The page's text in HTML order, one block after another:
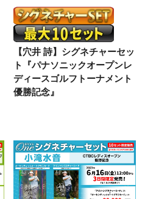
【穴井 詩】シグネチャーセッ
ト『パナソニックオープンレ
ディースゴルフトーナメント
優勝記念』